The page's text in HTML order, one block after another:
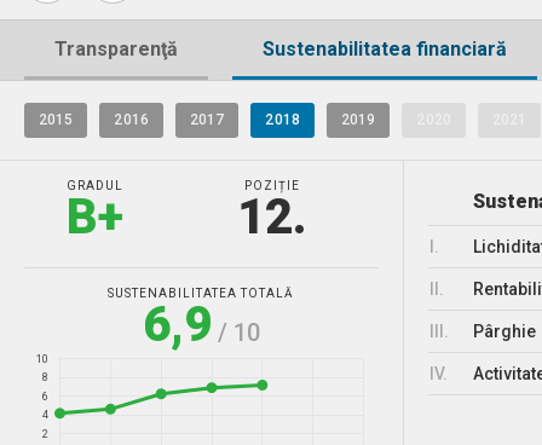
Transparenţă Sustenabilitatea financiară
2015 2016 2017 2018 2019
GRADUL
B+
POZIȚIE
12.
SUSTENABILITATEA TOTALĂ
6,9 / 10
2
4
6
8
10
Pârghie
IV.